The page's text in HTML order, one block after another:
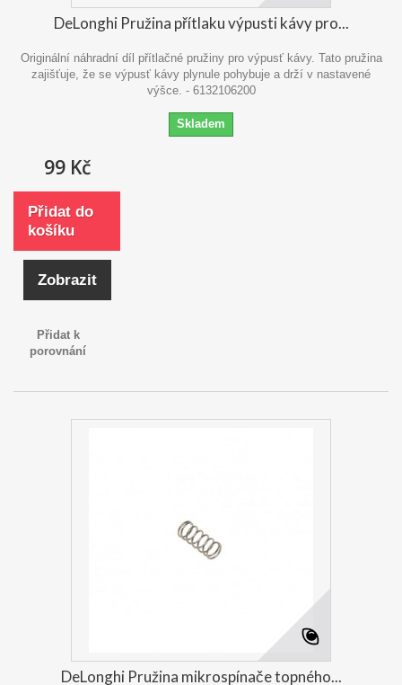
DeLonghi Pružina přítlaku výpusti kávy pro...
Originální náhradní díl přítlačné pružiny pro výpusť kávy. Tato pružina
zajišťuje, že se výpusť kávy plynule pohybuje a drží v nastavené
výšce. - 6132106200
Skladem
99 Kč
Přidat do
košíku
Zobrazit
Přidat k
porovnání
DeLonghi Pružina mikrospínače topného...